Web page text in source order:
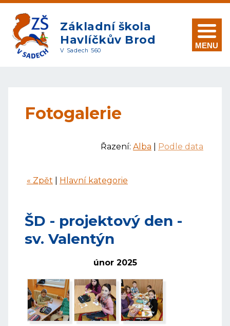
Základní škola
Havlíčkův Brod
V Sadech 560
MENU
Fotogalerie
Řazení: Alba Podle data
« Zpět Hlavní kategorie
ŠD - projektový den -
sv. Valentýn
únor 2025